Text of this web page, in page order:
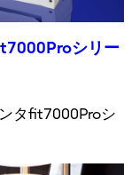
シリー
タfit7000Proシ